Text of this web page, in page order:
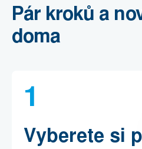
Pár kroků a
doma
1
Vyberete si